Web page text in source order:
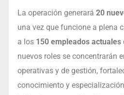
La operación generará 20
una vez que funcione a plena
a los 150 empleados actuales
nuevos roles se concentrarán
operativas y de gestión,
conocimiento y